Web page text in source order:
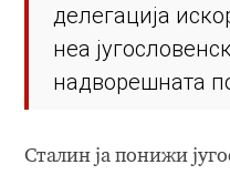
делегација
неа
надворешната
Сталин ја понижи